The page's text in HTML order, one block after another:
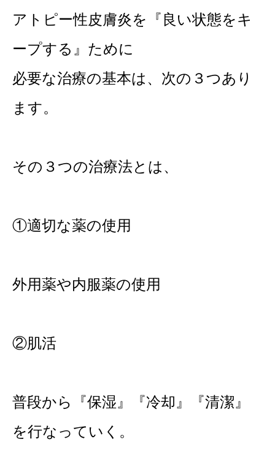
アトピー性皮膚炎を『良い状態をキ
ープする』ために
必要な治療の基本は、次の３つあり
ます。
その３つの治療法とは、
①適切な薬の使用
外用薬や内服薬の使用
②肌活
普段から『保湿』『冷却』『清潔』
を行なっていく。